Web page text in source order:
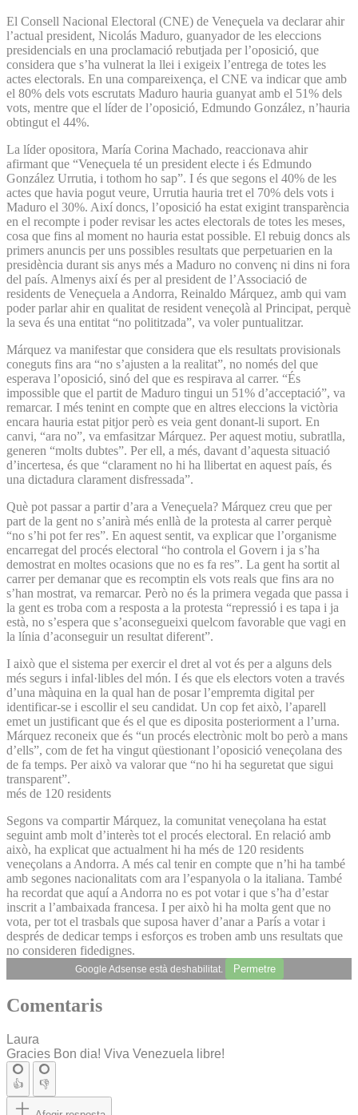
El Consell Nacional Electoral (CNE) de Veneçuela va declarar ahir
l’actual president, Nicolás Maduro, guanyador de les eleccions
presidencials en una proclamació rebutjada per l’oposició, que
considera que s’ha vulnerat la llei i exigeix l’entrega de totes les
actes electorals. En una compareixença, el CNE va indicar que amb
el 80% dels vots escrutats Maduro hauria guanyat amb el 51% dels
vots, mentre que el líder de l’oposició, Edmundo González, n’hauria
obtingut el 44%.
La líder opositora, María Corina Machado, reaccionava ahir
afirmant que “Veneçuela té un president electe i és Edmundo
González Urrutia, i tothom ho sap”. I és que segons el 40% de les
actes que havia pogut veure, Urrutia hauria tret el 70% dels vots i
Maduro el 30%. Així doncs, l’oposició ha estat exigint transparència
en el recompte i poder revisar les actes electorals de totes les meses,
cosa que fins al moment no hauria estat possible. El rebuig doncs als
primers anuncis per uns possibles resultats que perpetuarien en la
presidència durant sis anys més a Maduro no convenç ni dins ni fora
del país. Almenys així és per al president de l’Associació de
residents de Veneçuela a Andorra, Reinaldo Márquez, amb qui vam
poder parlar ahir en qualitat de resident veneçolà al Principat, perquè
la seva és una entitat “no polititzada”, va voler puntualitzar.
Márquez va manifestar que considera que els resultats provisionals
coneguts fins ara “no s’ajusten a la realitat”, no només del que
esperava l’oposició, sinó del que es respirava al carrer. “És
impossible que el partit de Maduro tingui un 51% d’acceptació”, va
remarcar. I més tenint en compte que en altres eleccions la victòria
encara hauria estat pitjor però es veia gent donant-li suport. En
canvi, “ara no”, va emfasitzar Márquez. Per aquest motiu, subratlla,
generen “molts dubtes”. Per ell, a més, davant d’aquesta situació
d’incertesa, és que “clarament no hi ha llibertat en aquest país, és
una dictadura clarament disfressada”.
Què pot passar a partir d’ara a Veneçuela? Márquez creu que per
part de la gent no s’anirà més enllà de la protesta al carrer perquè
“no s’hi pot fer res”. En aquest sentit, va explicar que l’organisme
encarregat del procés electoral “ho controla el Govern i ja s’ha
demostrat en moltes ocasions que no es fa res”. La gent ha sortit al
carrer per demanar que es recomptin els vots reals que fins ara no
s’han mostrat, va remarcar. Però no és la primera vegada que passa i
la gent es troba com a resposta a la protesta “repressió i es tapa i ja
està, no s’espera que s’aconsegueixi quelcom favorable que vagi en
la línia d’aconseguir un resultat diferent”.
I això que el sistema per exercir el dret al vot és per a alguns dels
més segurs i infal·libles del món. I és que els electors voten a través
d’una màquina en la qual han de posar l’empremta digital per
identificar-se i escollir el seu candidat. Un cop fet això, l’aparell
emet un justificant que és el que es diposita posteriorment a l’urna.
Márquez reconeix que és “un procés electrònic molt bo però a mans
d’ells”, com de fet ha vingut qüestionant l’oposició veneçolana des
de fa temps. Per això va valorar que “no hi ha seguretat que sigui
transparent”.
més de 120 residents
Segons va compartir Márquez, la comunitat veneçolana ha estat
seguint amb molt d’interès tot el procés electoral. En relació amb
això, ha explicat que actualment hi ha més de 120 residents
veneçolans a Andorra. A més cal tenir en compte que n’hi ha també
amb segones nacionalitats com ara l’espanyola o la italiana. També
ha recordat que aquí a Andorra no es pot votar i que s’ha d’estar
inscrit a l’ambaixada francesa. I per això hi ha molta gent que no
vota, per tot el trasbals que suposa haver d’anar a París a votar i
després de dedicar temps i esforços es troben amb uns resultats que
no consideren fidedignes.
Google Adsense està deshabilitat. Permetre
Comentaris
Laura
Gracies Bon dia! Viva Venezuela libre!
👍 👎